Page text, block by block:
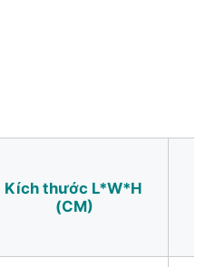
Kích thước L*W*H
(CM)